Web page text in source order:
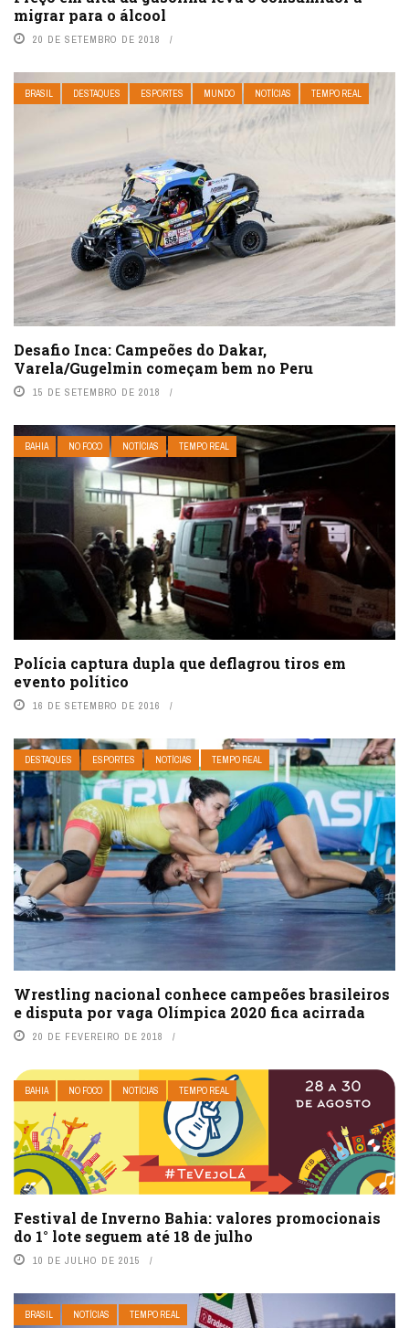
migrar para o álcool
20 DE SETEMBRO DE 2018
BRASIL DESTAQUES ESPORTES MUNDO NOTÍCIAS TEMPO REAL
Desafio Inca: Campeões do Dakar,
Varela/Gugelmin começam bem no Peru
15 DE SETEMBRO DE 2018
BAHIA NO FOCO NOTÍCIAS TEMPO REAL
Polícia captura dupla que deflagrou tiros em
evento político
16 DE SETEMBRO DE 2016
DESTAQUES ESPORTES NOTÍCIAS TEMPO REAL
Wrestling nacional conhece campeões brasileiros
e disputa por vaga Olímpica 2020 fica acirrada
20 DE FEVEREIRO DE 2018
BAHIA NO FOCO NOTÍCIAS TEMPO REAL
Festival de Inverno Bahia: valores promocionais
do 1° lote seguem até 18 de julho
10 DE JULHO DE 2015
BRASIL NOTÍCIAS TEMPO REAL